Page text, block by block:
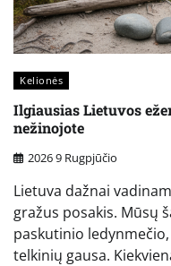
Kelionės
Ilgiausias Lietuvos
nežinojote
2026 9 Rugpjūčio
Lietuva dažnai
gražus posakis. Mūsų
paskutinio
telkinių gausa.